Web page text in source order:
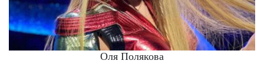
Оля Полякова